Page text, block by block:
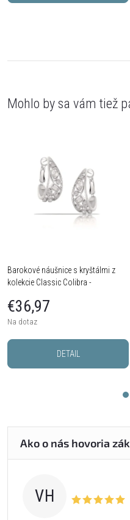
Barokové náušnice s kryštálmi z
kolekcie Classic Colibra -
€36,97
Na dotaz
DETAIL
VH